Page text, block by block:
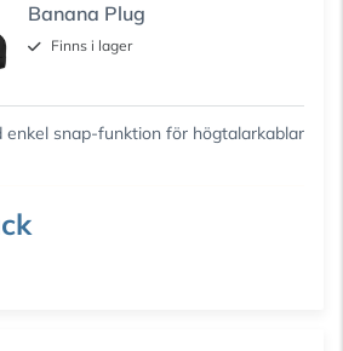
Banana Plug
Finns i lager
enkel snap-funktion för högtalarkablar